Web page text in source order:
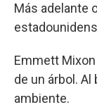
Más adelante
Emmett
de un árbol.
ambiente.